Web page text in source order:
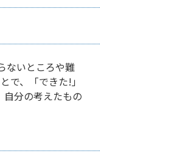
ないところや難
で、「できた!」
自分の考えたもの